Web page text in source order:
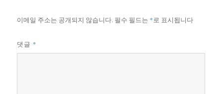
이메일 주소는 공개되지 않습니다. 필수 필드는 *로 표시됩니다
댓글 *